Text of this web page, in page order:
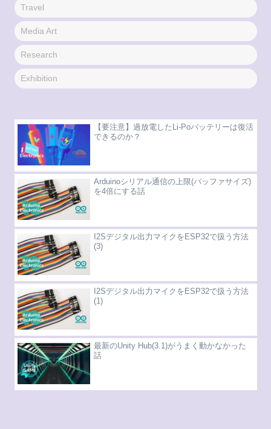
Travel
Media Art
Research
Exhibition
【要注意】過放電したLi-Poバッテリーは復活
できるのか？
Arduinoシリアル通信の上限(バッファサイズ)
を4倍にする話
I2Sデジタル出力マイクをESP32で扱う方法
(3)
I2Sデジタル出力マイクをESP32で扱う方法
(1)
最新のUnity Hub(3.1)がうまく動かなかった
話